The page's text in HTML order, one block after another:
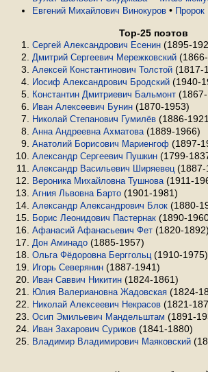
Евгений Михайлович Винокуров • Пророк
Top-25 поэтов
Сергей Александрович Есенин (1895-
Дмитрий Сергеевич Мережковский
Алексей Константинович Толстой (1817-
Иосиф Александрович Бродский (1940-
Константин Дмитриевич Бальмонт
Иван Алексеевич Бунин (1870-1953)
Николай Степанович Гумилёв (1886-
Анна Андреевна Ахматова (1889-1966)
Анатолий Борисович Мариенгоф (1897-
Александр Сергеевич Пушкин (1799-
Александр Васильевич Ширяевец (1887-
Вероника Михайловна Тушнова (1911-
Агния Львовна Барто (1901-1981)
Александр Александрович Блок (1880-
Борис Леонидович Пастернак (1890-
Афанасий Афанасьевич Фет (1820-1892)
Дон Аминадо (1885-1957)
Ольга Фёдоровна Берггольц (1910-1975)
Игорь Северянин (1887-1941)
Иван Саввич Никитин (1824-1861)
Юлия Валериановна Жадовская (1824-
Николай Алексеевич Некрасов (1821-
Осип Эмильевич Мандельштам (1891-
Иван Захарович Суриков (1841-1880)
Владимир Владимирович Маяковский